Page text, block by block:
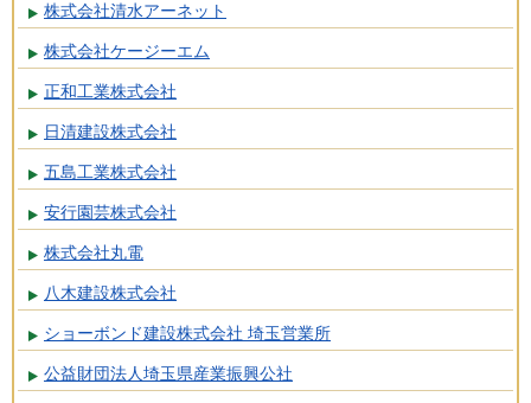
株式会社清水アーネット
株式会社ケージーエム
正和工業株式会社
日清建設株式会社
五島工業株式会社
安行園芸株式会社
株式会社丸電
八木建設株式会社
ショーボンド建設株式会社 埼玉営業所
公益財団法人埼玉県産業振興公社